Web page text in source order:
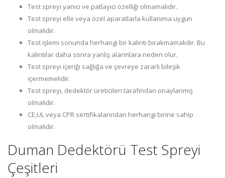
Test spreyi yanıcı ve patlayıcı özelliği olmamalıdır.
Test spreyi elle veya özel aparatlarla kullanıma uygun
olmalıdır.
Test işlemi sonunda herhangi bir kalıntı bırakmamalıdır. Bu
kalıntılar daha sonra yanlış alarmlara neden olur.
Test spreyi içeriği sağlığa ve çevreye zararlı bileşik
içermemelidir.
Test spreyi, dedektör üreticileri tarafından onaylanmış
olmalıdır.
CE,UL veya CPR sertifikalarından herhangi birine sahip
olmalıdır.
Duman Dedektörü Test Spreyi
Çeşitleri